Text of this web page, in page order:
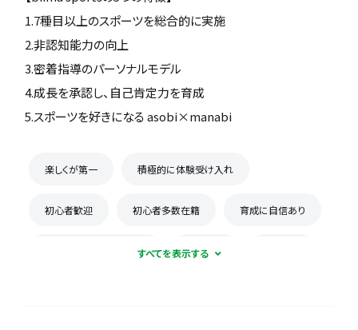
1.7種目以上のスポーツを総合的に実施
2.非認知能力の向上
3.密着指導のパーソナルモデル
4.成長を承認し、自己肯定力を育成
5.スポーツを好きになる asobi×manabi
楽しくが第一 積極的に体験受け入れ
初心者歓迎 初心者多数在籍 育成に自信あり
コーチとの距離感が近い 少数精鋭